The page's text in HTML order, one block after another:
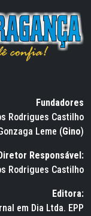
Fundadores
Rodrigues Castilho
Leme (Gino)
Responsável:
Rodrigues Castilho
Editora:
em Dia Ltda. EPP